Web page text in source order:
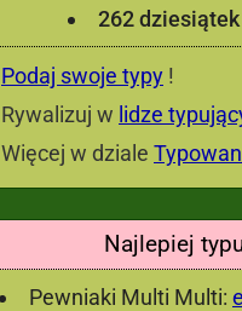
262 dziesiątek
Podaj swoje typy !
Rywalizuj w lidze
Więcej w dziale
Najlepiej
Pewniaki Multi Multi: